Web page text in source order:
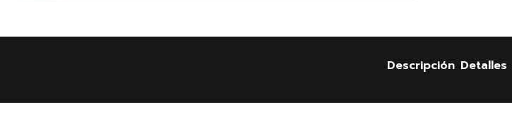
Descripción Detalles